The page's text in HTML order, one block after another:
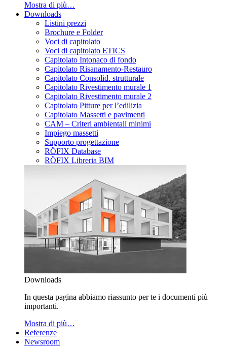
Mostra di più…
Downloads
Listini prezzi
Brochure e Folder
Voci di capitolato
Voci di capitolato ETICS
Capitolato Intonaco di fondo
Capitolato Risanamento-Restauro
Capitolato Consolid. strutturale
Capitolato Rivestimento murale 1
Capitolato Rivestimento murale 2
Capitolato Pitture per l’edilizia
Capitolato Massetti e pavimenti
CAM – Criteri ambientali minimi
Impiego massetti
Supporto progettazione
RÖFIX Database
RÖFIX Libreria BIM
Downloads
In questa pagina abbiamo riassunto per te i documenti più
importanti.
Mostra di più…
Referenze
Newsroom